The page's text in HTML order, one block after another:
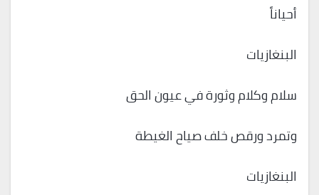
أحياناً
البنغازيات
سلام وكلام وثورة في عيون الحق
وتمرد ورقص خلف صياح الغيطة
البنغازيات